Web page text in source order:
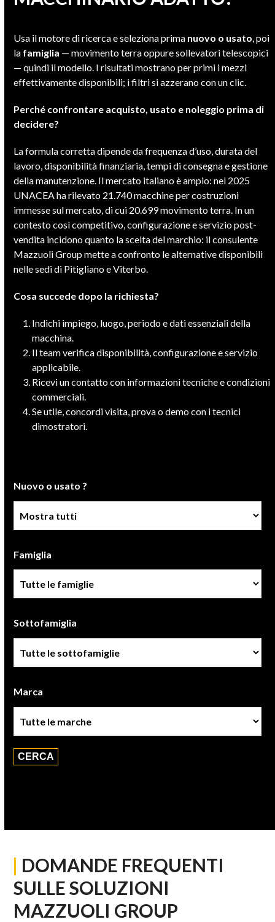
Usa il motore di ricerca e seleziona prima nuovo o usato, poi
la famiglia — movimento terra oppure sollevatori telescopici
— quindi il modello. I risultati mostrano per primi i mezzi
effettivamente disponibili; i filtri si azzerano con un clic.
Perché confrontare acquisto, usato e noleggio prima di
decidere?
La formula corretta dipende da frequenza d’uso, durata del
lavoro, disponibilità finanziaria, tempi di consegna e gestione
della manutenzione. Il mercato italiano è ampio: nel 2025
UNACEA ha rilevato 21.740 macchine per costruzioni
immesse sul mercato, di cui 20.699 movimento terra. In un
contesto così competitivo, configurazione e servizio post-
vendita incidono quanto la scelta del marchio: il consulente
Mazzuoli Group mette a confronto le alternative disponibili
nelle sedi di Pitigliano e Viterbo.
Cosa succede dopo la richiesta?
Indichi impiego, luogo, periodo e dati essenziali della
macchina.
Il team verifica disponibilità, configurazione e servizio
applicabile.
Ricevi un contatto con informazioni tecniche e condizioni
commerciali.
Se utile, concordi visita, prova o demo con i tecnici
dimostratori.
Nuovo o usato ?
Famiglia
Sottofamiglia
Marca
| DOMANDE FREQUENTI
SULLE SOLUZIONI
MAZZUOLI GROUP